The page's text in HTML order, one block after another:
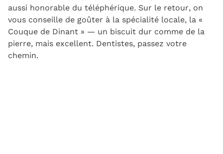
aussi honorable du téléphérique. Sur le retour, on
vous conseille de goûter à la spécialité locale, la «
Couque de Dinant » — un biscuit dur comme de la
pierre, mais excellent. Dentistes, passez votre
chemin.